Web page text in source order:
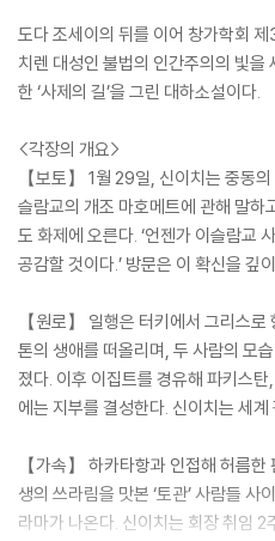
도다 조세이의 뒤를 이어 창가학회
치렌 대성인 불법의 인간주의의 빛을
한 ‘사제의 길’을 그린 대하소설이다.
<각장의 개요>
【보토】 1월 29일, 신이치는 중동
슬람교의 개조 마호메트에 관해 말하
도 화제에 오른다. ‘언젠가 이슬람교
공감할 것이다.’ 방문은 이 확신을 깊
【원로】 일행은 터키에서 그리스
톤의 생애를 떠올리며, 두 사람의 모
졌다. 이후 이집트를 경유해 파키스
에는 지부를 결성한다. 신이치는 세
【가속】 하카타항과 인접해 허름한
생의 쓰라림을 맛본 ‘토관’ 사람들
라마가 나온다. 신이치는 회장 취임